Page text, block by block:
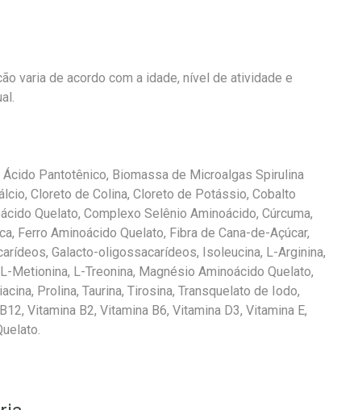
varia de acordo com a idade, nível de atividade e
Pantotênico, Biomassa de Microalgas Spirulina
Cloreto de Colina, Cloreto de Potássio, Cobalto
Quelato, Complexo Selênio Aminoácido, Cúrcuma,
Ferro Aminoácido Quelato, Fibra de Cana-de-Açúcar,
Galacto-oligossacarídeos, Isoleucina, L-Arginina,
Metionina, L-Treonina, Magnésio Aminoácido Quelato,
Prolina, Taurina, Tirosina, Transquelato de Iodo,
Vitamina B2, Vitamina B6, Vitamina D3, Vitamina E,